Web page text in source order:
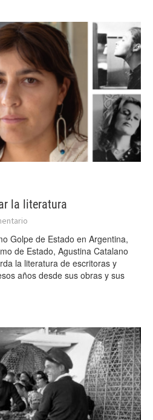
la literatura
Golpe de Estado en Argentina,
de Estado, Agustina Catalano
la literatura de escritoras y
años desde sus obras y sus